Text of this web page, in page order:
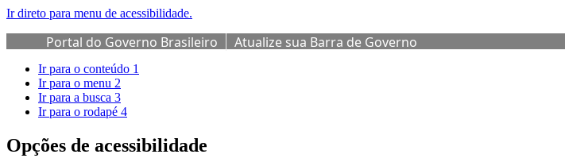
Ir direto para menu de acessibilidade.
Portal do Governo Brasileiro Atualize sua Barra de Governo
Ir para o conteúdo 1
Ir para o menu 2
Ir para a busca 3
Ir para o rodapé 4
Opções de acessibilidade